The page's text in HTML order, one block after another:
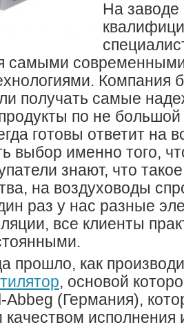
На
самыми
Компания
получать самые
по не
готовы ответит на
выбор именно того,
знают, что
на воздуховоды
раз у нас разные
все клиенты
прошло, как
, основой
Abbeg (Германия),
исполнения